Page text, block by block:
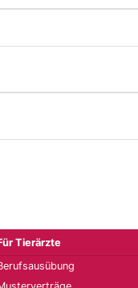
Tierärzte